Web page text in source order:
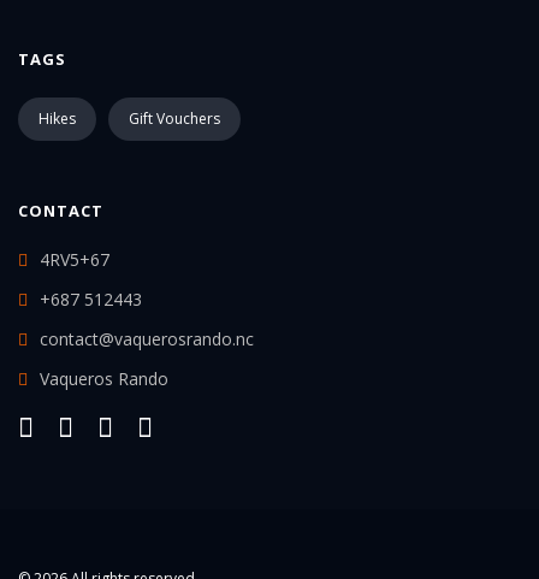
sa période de validité.
Une extension de validité pourra
Modification de la prestation
défavorable, ou d’autres circonstances
l’itinéraire, le contenu ou le déroulement
TAGS
Hikes Gift Vouchers
CONTACT
4RV5+67
+687 512443
contact@vaquerosrando.nc
Vaqueros Rando